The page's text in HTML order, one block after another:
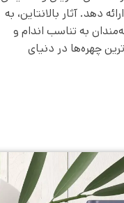
دهد. آثار بالانتاین، به
به تناسب اندام و
چهره‌ها در دنیای